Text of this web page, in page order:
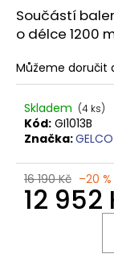
Součástí
o délce 1200
Můžeme doručit
Skladem (4 ks)
Kód: GI1013B
Značka:GELCO
16 190 Kč –20 %
12 952
D
o
o
r
u
č
u
e
m